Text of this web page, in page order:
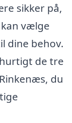
sikker på,
vælge
dine behov.
de tre
du